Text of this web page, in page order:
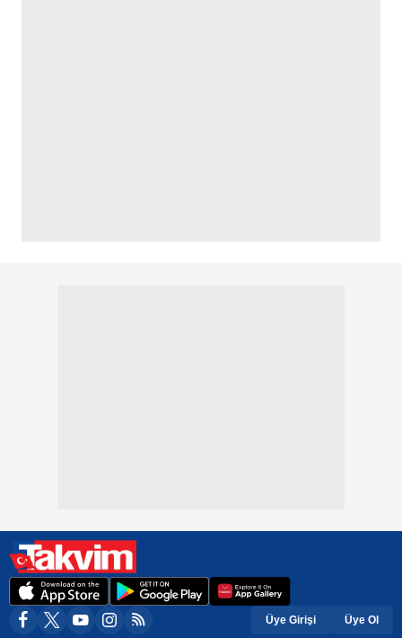
Üye Girişi Üye Ol